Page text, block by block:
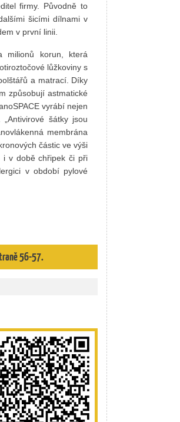
firmy. Původně to
šicími dílnami v
v první linii.
milionů korun, která
lůžkoviny s
a matrací. Díky
způsobují astmatické
vyrábí nejen
šátky jsou
membrána
částic ve výši
i v době chřipek či při
v období pylové
56-57.